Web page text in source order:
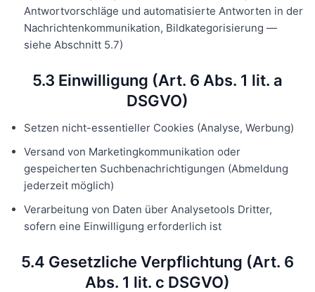
Antwortvorschläge und automatisierte Antworten in der
Nachrichtenkommunikation, Bildkategorisierung —
siehe Abschnitt 5.7)
5.3 Einwilligung (Art. 6 Abs. 1 lit. a
DSGVO)
Setzen nicht-essentieller Cookies (Analyse, Werbung)
Versand von Marketingkommunikation oder
gespeicherten Suchbenachrichtigungen (Abmeldung
jederzeit möglich)
Verarbeitung von Daten über Analysetools Dritter,
sofern eine Einwilligung erforderlich ist
5.4 Gesetzliche Verpflichtung (Art. 6
Abs. 1 lit. c DSGVO)